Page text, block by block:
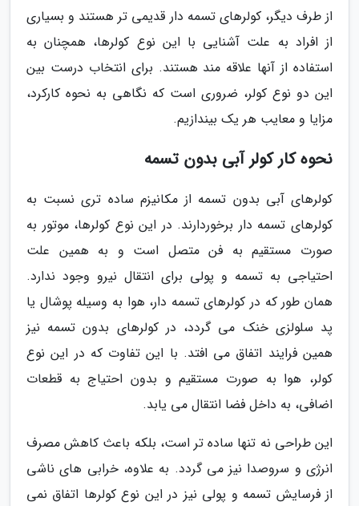
از طرف دیگر، کولرهای تسمه دار قدیمی تر هستند و بسیاری
از افراد به علت آشنایی با این نوع کولرها، همچنان به
استفاده از آنها علاقه مند هستند. برای انتخاب درست بین
این دو نوع کولر، ضروری است که نگاهی به نحوه کارکرد،
مزایا و معایب هر یک بیندازیم.
نحوه کار کولر آبی بدون تسمه
کولرهای آبی بدون تسمه از مکانیزم ساده تری نسبت به
کولرهای تسمه دار برخوردارند. در این نوع کولرها، موتور به
صورت مستقیم به فن متصل است و به همین علت
احتیاجی به تسمه و پولی برای انتقال نیرو وجود ندارد.
همان طور که در کولرهای تسمه دار، هوا به وسیله پوشال یا
پد سلولزی خنک می گردد، در کولرهای بدون تسمه نیز
همین فرایند اتفاق می افتد. با این تفاوت که در این نوع
کولر، هوا به صورت مستقیم و بدون احتیاج به قطعات
اضافی، به داخل فضا انتقال می یابد.
این طراحی نه تنها ساده تر است، بلکه باعث کاهش مصرف
انرژی و سروصدا نیز می گردد. به علاوه، خرابی های ناشی
از فرسایش تسمه و پولی نیز در این نوع کولرها اتفاق نمی